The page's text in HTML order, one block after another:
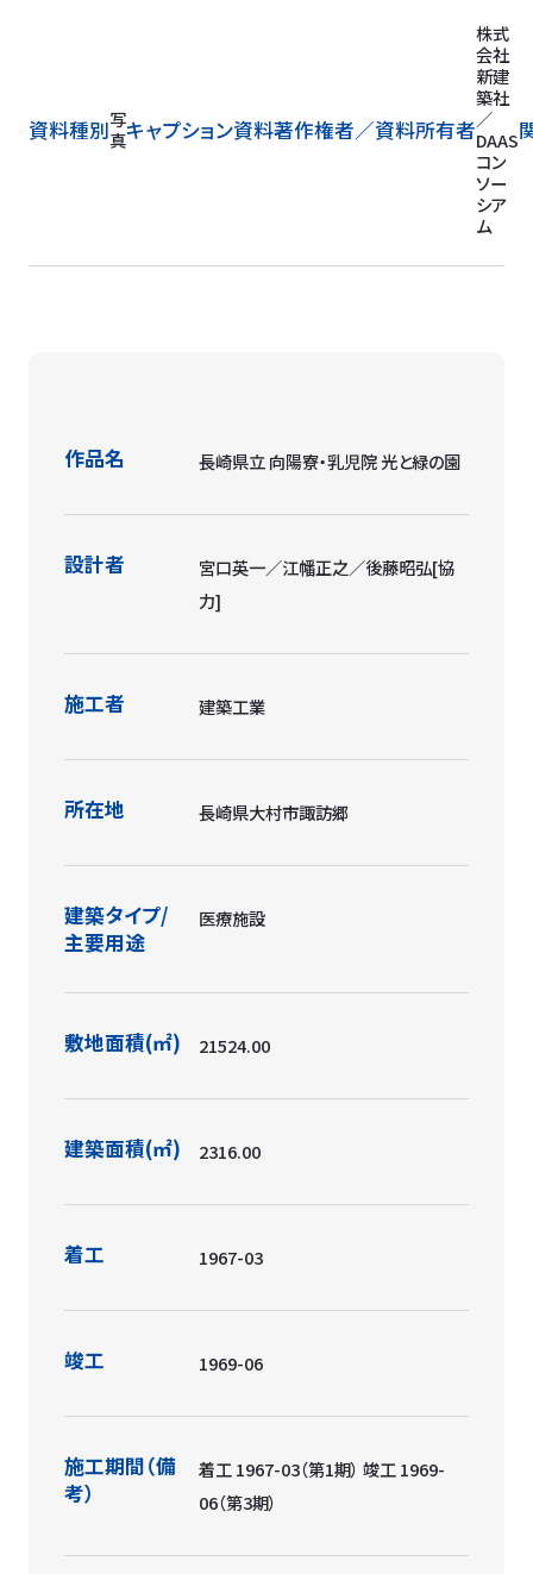
資料種別写
真キャプション資料著作権者／資料所有者
株式
会社
新建
築社
／
DAAS
コン
ソー
シア
ム
作品名 長崎県立 向陽寮・乳児院 光と緑の園
設計者
宮口英一／江幡正之／後藤昭弘[協
力]
施工者 建築工業
所在地 長崎県大村市諏訪郷
建築タイプ/
主要用途
医療施設
敷地面積(㎡) 21524.00
建築面積(㎡) 2316.00
着工 1967-03
竣工 1969-06
施工期間（備
考）
着工 1967-03（第1期） 竣工 1969-
06（第3期）